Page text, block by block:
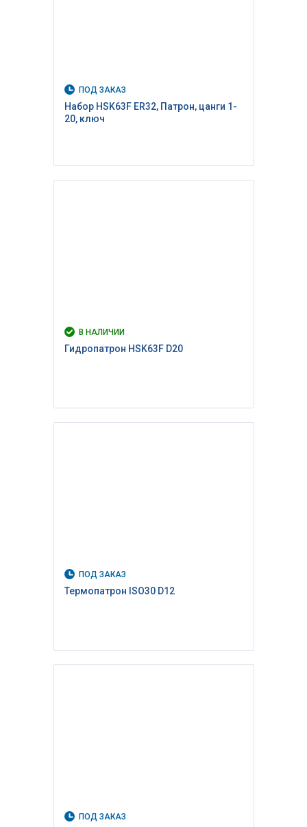
ПОД ЗАКАЗ
Набор HSK63F ER32, Патрон, цанги 1-
20, ключ
В НАЛИЧИИ
Гидропатрон HSK63F D20
ПОД ЗАКАЗ
Термопатрон ISO30 D12
ПОД ЗАКАЗ